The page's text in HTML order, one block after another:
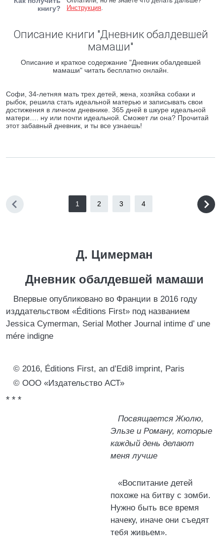
книгу?
Инструкция.
Описание книги "Дневник обалдевшей
мамаши"
Описание и краткое содержание "Дневник обалдевшей
мамаши" читать бесплатно онлайн.
Cофи, 34-летняя мать трех детей, жена, хозяйка собаки и
рыбок, решила стать идеальной матерью и записывать свои
достижения в личном дневнике. 365 дней в шкуре идеальной
матери…. ну или почти идеальной. Сможет ли она? Прочитай
этот забавный дневник, и ты все узнаешь!
1 2 3 4
Д. Цимерман
Дневник обалдевшей мамаши
Впервые опубликовано во Франции в 2016 году
изддательством «Éditions First» под названием
Jessica Cymerman, Serial Mother Journal intime d’ une
mére indigne
© 2016, Éditions First, an d’Edi8 imprint, Paris
© ООО «Издательство АСТ»
* * *
Посвящается Жюлю,
Эльзе и Роману, которые
каждый день делают
меня лучше
«Воспитание детей
похоже на битву с зомби.
Нужно быть все время
начеку, иначе они съедят
тебя живьем».